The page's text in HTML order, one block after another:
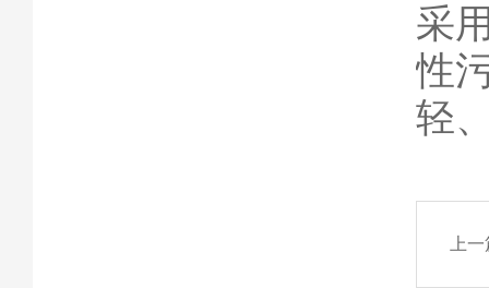
采
性
轻
上